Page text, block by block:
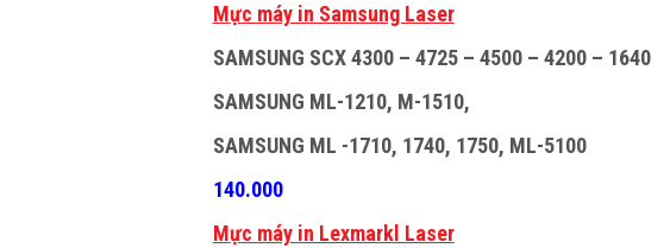
Mực máy in Samsung Laser
SAMSUNG SCX 4300 – 4725 – 4500 – 4200 – 1640
SAMSUNG ML-1210, M-1510,
SAMSUNG ML -1710, 1740, 1750, ML-5100
140.000
Mực máy in Lexmarkl Laser